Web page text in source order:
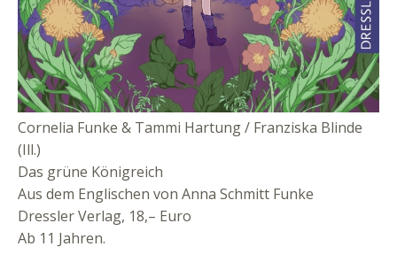
Cornelia Funke & Tammi Hartung / Franziska Blinde
(Ill.)
Das grüne Königreich
Aus dem Englischen von Anna Schmitt Funke
Dressler Verlag, 18,– Euro
Ab 11 Jahren.